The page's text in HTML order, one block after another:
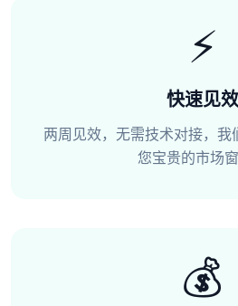
⚡
快速见效
两周见效，无需技术对接，我
您宝贵的市场
💰